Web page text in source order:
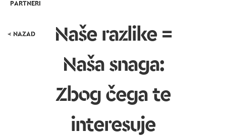
PARTNERI
< NAZAD
Naše razlike =
Naša snaga:
Zbog čega te
interesuje